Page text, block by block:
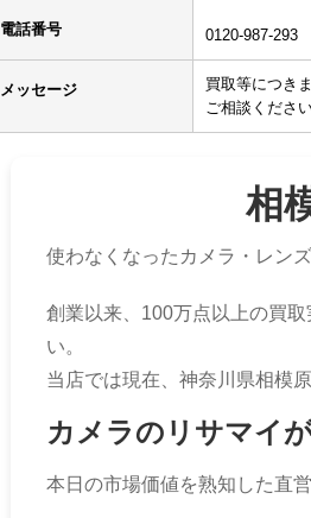
電話番号 0120-987-293
メッセージ
買取等につき
ご相談ください
相
使わなくなったカメラ・レン
創業以来、100万点以上の買
い。
当店では現在、神奈川県相模
カメラのリサマイ
本日の市場価値を熟知した直